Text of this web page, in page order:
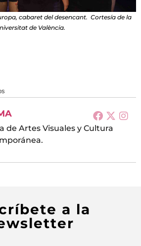
cabaret del desencant. Cortesía de la
de València.
de Artes Visuales y Cultura
a la